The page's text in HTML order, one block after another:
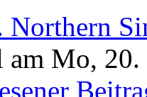
Northern
am Mo,